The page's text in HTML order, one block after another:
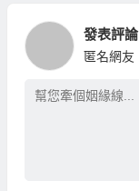
發表評論
匿名網友